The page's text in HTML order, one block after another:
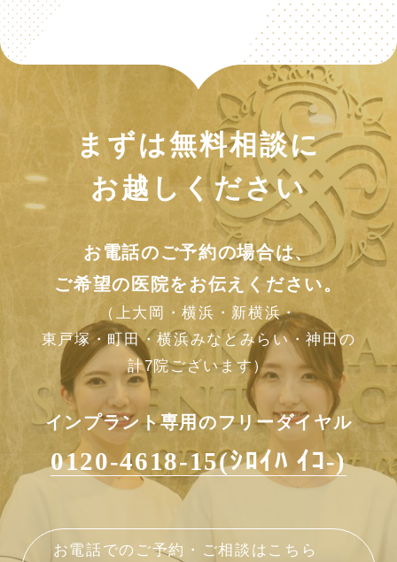
まずは無料相談に
お越しください
お電話のご予約の場合は、
ご希望の医院をお伝えください。
（上大岡・横浜・新横浜・
東戸塚・町田・横浜みなとみらい・神田の
計7院ございます）
インプラント専用のフリーダイヤル
0120-4618-15(ｼﾛｲﾊ ｲｺ-)
お電話でのご予約・ご相談はこちら